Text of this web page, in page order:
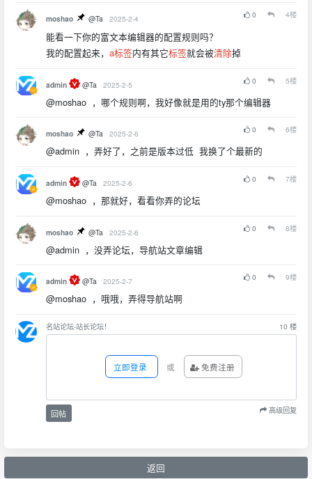
moshao @Ta 2025-2-4 0 4楼
能看一下你的富文本编辑器的配置规则吗？
我的配置起来， a标签内有其它标签就会被清除掉
admin @Ta 2025-2-5 0 5楼
@moshao ，哪个规则啊，我好像就是用的ty那个编辑器
moshao @Ta 2025-2-6 0 6楼
@admin ，弄好了，之前是版本过低 我换了个最新的
admin @Ta 2025-2-6 0 7楼
@moshao ，那就好，看看你弄的论坛
moshao @Ta 2025-2-6 0 8楼
@admin ，没弄论坛，导航站文章编辑
admin @Ta 2025-2-7 0 9楼
@moshao ，哦哦，弄得导航站啊
名站论坛-站长论坛！ 10楼
立即登录 或 免费注册
回帖 高级回复
返回